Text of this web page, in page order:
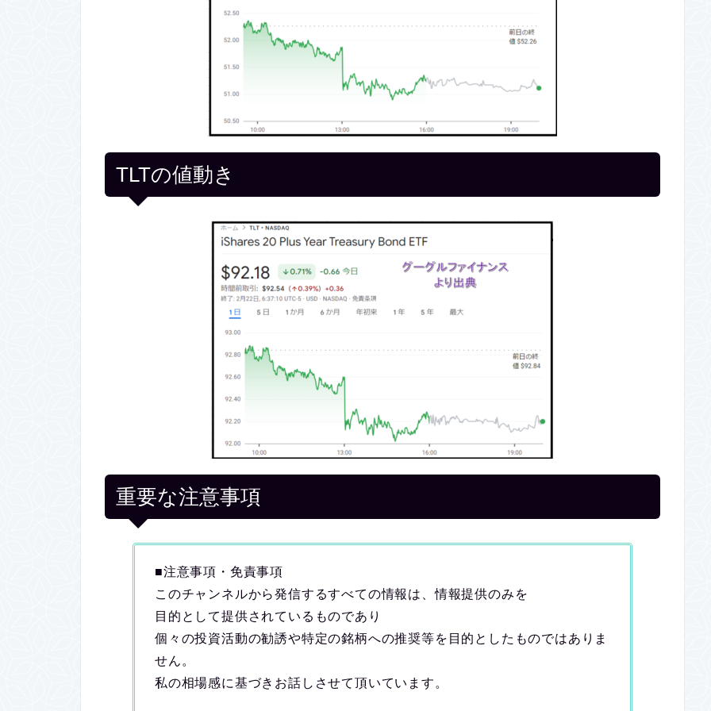
TLTの値動き
重要な注意事項
■注意事項・免責事項
このチャンネルから発信するすべての情報は、情報提供のみを
目的として提供されているものであり
個々の投資活動の勧誘や特定の銘柄への推奨等を目的としたものではありま
せん。
私の相場感に基づきお話しさせて頂いています。